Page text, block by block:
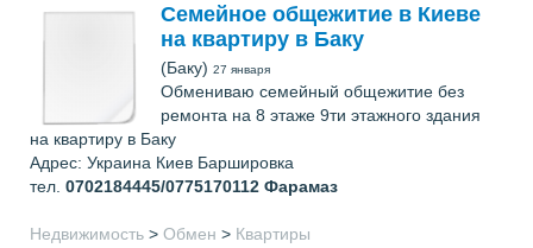
Семейное общежитие в Киеве
на квартиру в Баку
(Баку) 27 января
Обмениваю семейный общежитие без
ремонта на 8 этаже 9ти этажного здания
на квартиру в Баку
Адрес: Украина Киев Баршировка
тел. 0702184445/0775170112 Фарамаз
Недвижимость > Обмен > Квартиры